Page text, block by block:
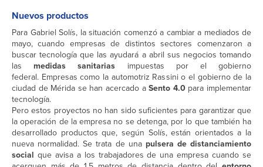
Nuevos productos
Para Gabriel Solís, la situación comenzó a cambiar a mediados de
mayo, cuando empresas de distintos sectores comenzaron a
buscar tecnología que las ayudará a abril sus negocios tomando
las medidas sanitarias impuestas por el gobierno
federal. Empresas como la automotriz Rassini o el gobierno de la
ciudad de Mérida se han acercado aSento 4.0para implementar
tecnología.
Pero estos proyectos no han sido suficientes para garantizar que
la operación de la empresa no se detenga, por lo que también ha
desarrollado productos que, según Solís, están orientados a la
nueva normalidad. Se trata de unapulsera de distanciamiento
social que avisa a los trabajadores de una empresa cuando se